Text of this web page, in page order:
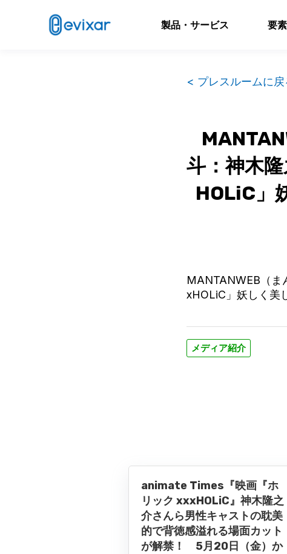
製品・サービス 要
< プレスルームに戻
斗：神木
HOLiC」
MANTANWEB（ま
xHOLiC」妖しく美
メディア紹介
animate Times『映画『ホ
リック xxxHOLiC』神木隆之
介さんら男性キャストの耽美
的で背徳感溢れる場面カット
が解禁！ 5月20日（金）か